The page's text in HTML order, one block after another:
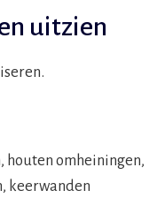
uitzien
houten omheiningen,
keerwanden